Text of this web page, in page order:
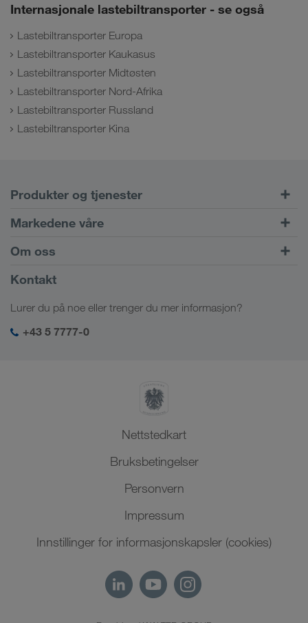
Internasjonale lastebiltransporter - se også
Lastebiltransporter Europa
Lastebiltransporter Kaukasus
Lastebiltransporter Midtøsten
Lastebiltransporter Nord-Afrika
Lastebiltransporter Russland
Lastebiltransporter Kina
Produkter og tjenester
Veitransport
Kundeportalen CONNECT
Digitale løsninger
Bransjeløsninger
Markedene våre
Europa
Kaukasus
Sentral-Asia
Midtøsten
Om oss
Firmainformasjon
Sosialt ansvar
HMS & kvalitetssikring
Kontakt
Lurer du på noe eller trenger du mer informasjon?
+43 5 7777-0
Nettstedkart
Bruksbetingelser
Personvern
Impressum
Innstillinger for informasjonskapsler (cookies)